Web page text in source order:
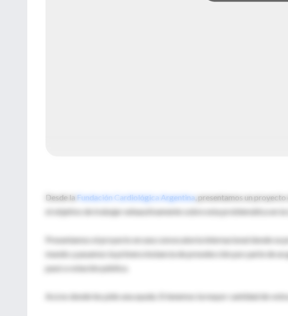
Desde la Fundación Cardiológica Argentina, presentamos un
el objetivo de trabajar exhaustivamente sobre esta problemática en la
Presentamos el proyecto en una convocatoria internacional donde se
mundo y pasamos la primera instancia de preselección por parte de
pasó a votación pública.
Acá es donde les pido una ayuda. Si tenemos la mayor cantidad de